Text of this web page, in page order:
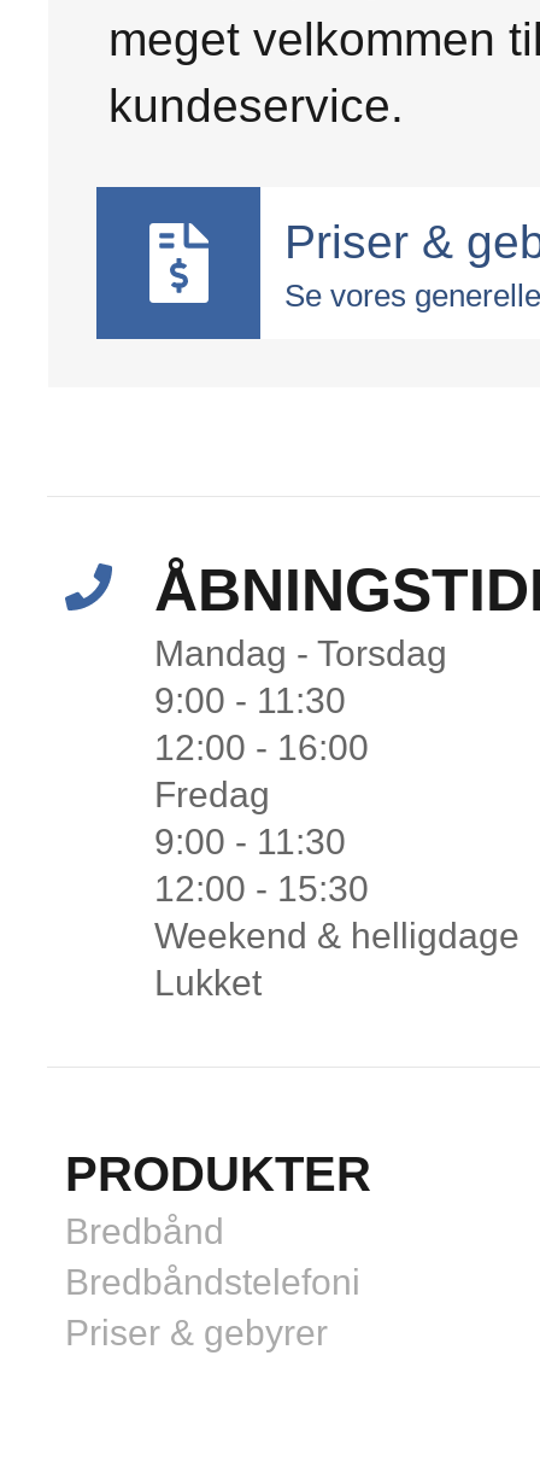
meget velkommen
kundeservice.
Priser &
Se vores
Mandag - Torsdag
9:00 - 11:30
12:00 - 16:00
Fredag
9:00 - 11:30
12:00 - 15:30
Weekend & helligdage
Lukket
PRODUKTER
Bredbånd
Bredbåndstelefoni
Priser & gebyrer